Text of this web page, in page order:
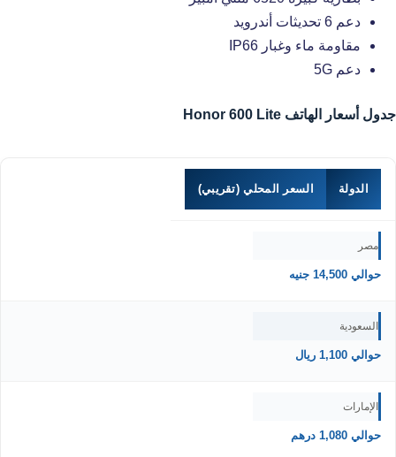
دعم 6 تحديثات أندرويد
مقاومة ماء وغبار IP66
دعم 5G
جدول أسعار الهاتف Honor 600 Lite
الدولة السعر المحلي (تقريبي)
مصر
حوالي 14,500 جنيه
السعودية
حوالي 1,100 ريال
الإمارات
حوالي 1,080 درهم